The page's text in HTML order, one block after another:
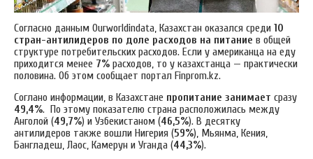
Согласно данным Ourworldindata, Казахстан оказался среди 10
стран-антилидеров по доле расходов на питание в общей
структуре потребительских расходов. Если у американца на еду
приходится менее 7% расходов, то у казахстанца — практически
половина. Об этом сообщает портал Finprom.kz.
Соглано информации, в Казахстане пропитание занимает сразу
49,4%. По этому показателю страна расположилась между
Анголой (49,7%) и Узбекистаном (46,5%). В десятку
антилидеров также вошли Нигерия (59%), Мьянма, Кения,
Бангладеш, Лаос, Камерун и Уганда (44,3%).